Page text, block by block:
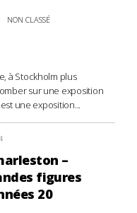
NON CLASSÉ
à Stockholm plus
sur une exposition
une exposition...
–
figures
20